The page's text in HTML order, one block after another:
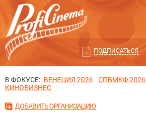
ПОДПИСАТЬСЯ
В ФОКУСЕ: ВЕНЕЦИЯ 2026 СПБМКФ 2026
КИНОБИЗНЕС
ДОБАВИТЬ ОРГАНИЗАЦИЮ